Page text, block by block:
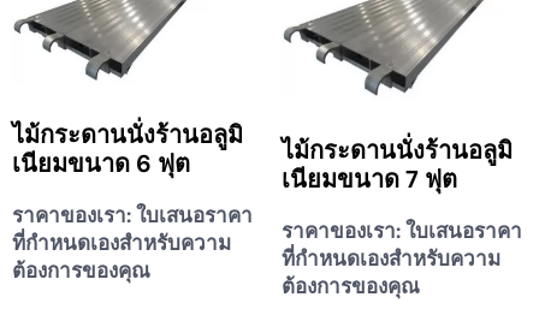
ไม้กระดานนั่งร้านอลูมิ
เนียมขนาด 6 ฟุต
ราคาของเรา:ใบเสนอราคา
ที่กำหนดเองสำหรับความ
ต้องการของคุณ
ไม้กระดานนั่งร้านอลูมิ
เนียมขนาด 7 ฟุต
ราคาของเรา:ใบเสนอราคา
ที่กำหนดเองสำหรับความ
ต้องการของคุณ